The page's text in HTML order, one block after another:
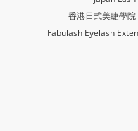
香港日式美睫學
Fabulash Eyelash